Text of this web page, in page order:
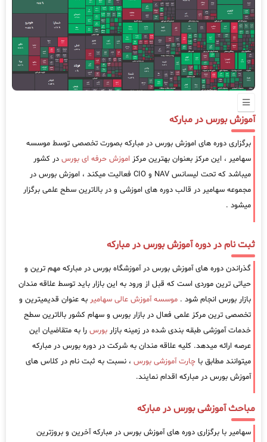
آموزش بورس در مبارکه
برگزاری دوره های اموزش بورس در مبارکه بصورت تخصصی توسط موسسه
سهامیر ، این مرکز بعنوان بهترین مرکز اموزش حرفه ای بورس در کشور
میباشد که تحت لیسانس NAV و CIO فعالیت میکند ، اموزش بورس در
مجموعه سهامیر در قالب دوره های اموزشی و در بالاترین سطح علمی برگزار
میشود .
ثبت نام در دوره آموزش بورس در مبارکه
گذراندن دوره های آموزش بورس در آموزشگاه بورس در مبارکه مهم ترین و
حیاتی ترین موردی است که قبل از ورود به این بازار باید توسط علاقه مندان
بازار بورس انجام شود . موسسه آموزش عالی سهامیر به عنوان قدیمیترین و
تخصصی ترین مرکز علمی فعال در بازار بورس و سهام کشور بالاترین سطح
خدمات آموزشی طبقه بندی شده در زمینه بازار بورس را به متقاضیان این
عرصه ارائه میدهد. کلیه علاقه مندان به شرکت در دوره بورس در مبارکه
میتوانند مطابق با چارت آموزشی بورس ، نسبت به ثبت نام در کلاس های
آموزش بورس در مبارکه اقدام نمایند.
مباحث آموزشی بورس در مبارکه
سهامیر با برگزاری دوره های آموزش بورس در مبارکه آخرین و بروزترین